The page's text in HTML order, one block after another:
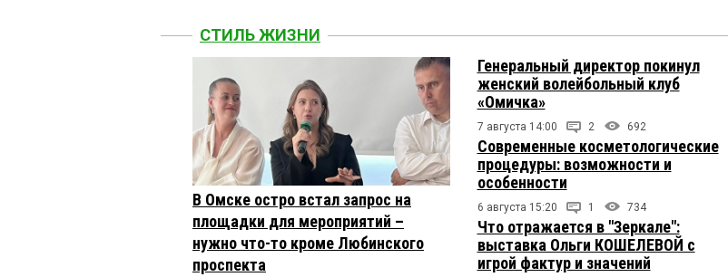
СТИЛЬ ЖИЗНИ
В Омске остро встал запрос на
площадки для мероприятий –
нужно что-то кроме Любинского
проспекта
Генеральный директор покинул
женский волейбольный клуб
«Омичка»
7 августа 14:00 2 692
Современные косметологические
процедуры: возможности и
особенности
6 августа 15:20 1 734
Что отражается в "Зеркале":
выставка Ольги КОШЕЛЕВОЙ с
игрой фактур и значений